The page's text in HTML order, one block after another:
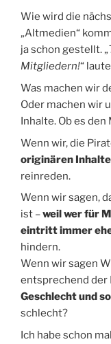
Wie wird die
„Altmedien“
ja schon gestellt. „
Mitgliedern!“
Was machen wir
Oder machen wir
Inhalte. Ob es
Wenn wir, die
originären
reinreden.
Wenn wir sagen,
ist –weil wer für
eintritt immer
hindern.
Wenn wir sagen
entsprechend der
Geschlecht und
schlecht?
Ich habe schon